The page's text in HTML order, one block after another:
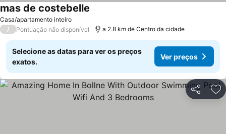
Casa/apartamento inteiro
mas de costebelle
/ Pontuação não disponível a 2.8 km de Centro da cidade
Selecione as datas para ver os preços
exatos.
Ver preços
Partilhar